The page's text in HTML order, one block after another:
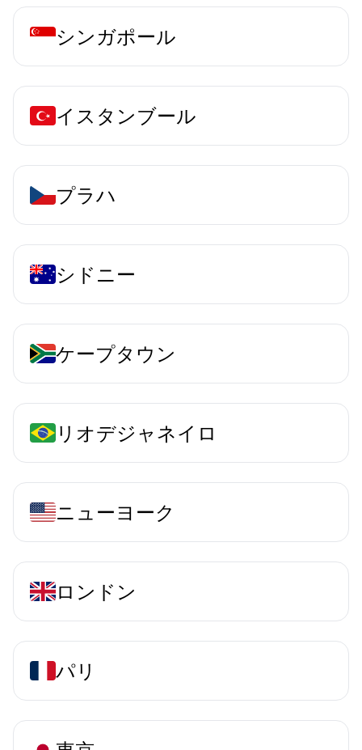
シンガポール
イスタンブール
プラハ
シドニー
ケープタウン
リオデジャネイロ
ニューヨーク
ロンドン
パリ